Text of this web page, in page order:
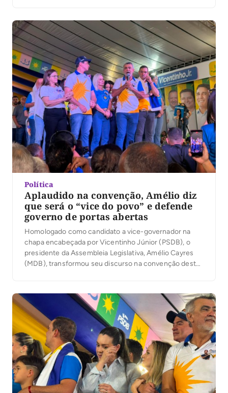
Política
Aplaudido na convenção, Amélio diz
que será o “vice do povo” e defende
governo de portas abertas
Homologado como candidato a vice-governador na
chapa encabeçada por Vicentinho Júnior (PSDB), o
presidente da Assembleia Legislativa, Amélio Cayres
(MDB), transformou seu discurso na convenção desta
mais próximo da população. Diante da militância
reunida no estacionamento […]